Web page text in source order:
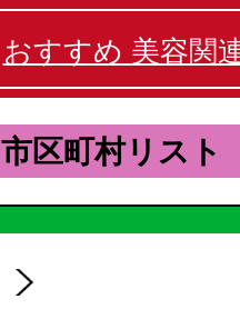
おすすめ 美容関
市区町村リスト